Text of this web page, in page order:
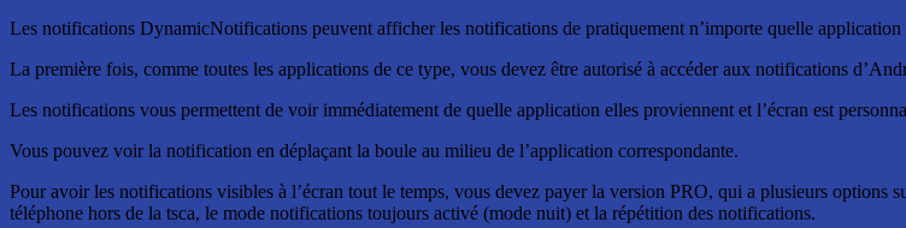
Les notifications DynamicNotifications peuvent afficher les notifications de pratiquement n’importe quelle application
La première fois, comme toutes les applications de ce type, vous devez être autorisé à accéder aux notifications
Les notifications vous permettent de voir immédiatement de quelle application elles proviennent et l’écran est
Vous pouvez voir la notification en déplaçant la boule au milieu de l’application correspondante.
Pour avoir les notifications visibles à l’écran tout le temps, vous devez payer la version PRO, qui a plusieurs options
téléphone hors de la tsca, le mode notifications toujours activé (mode nuit) et la répétition des notifications.